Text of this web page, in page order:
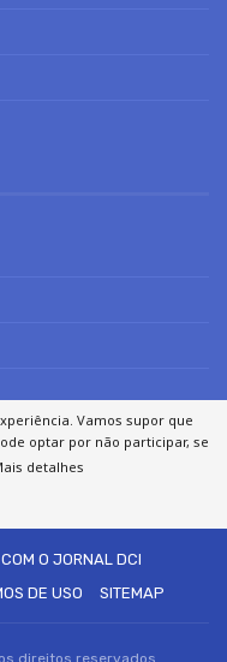
O JORNAL DCI
DE USO SITEMAP
direitos reservados
Vamos supor que
optar por não participar, se
detalhes